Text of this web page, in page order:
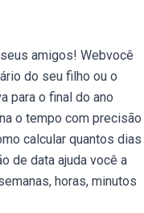
amigos! Webvocê
do seu filho ou o
para o final do ano
o tempo com precisão
calcular quantos dias
de data ajuda você a
horas, minutos